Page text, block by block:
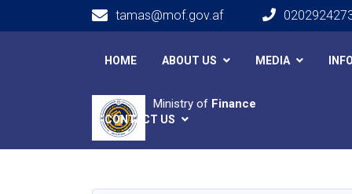
Ministry of Finance
tamas@mof.gov.af
HOME ABOUT US MEDIA
CONTACT US